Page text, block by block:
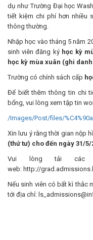
dụ như Trường Đại học
tiết kiệm chi phí hơn nhiều
thông thường.
Nhập học vào tháng 5 năm
sinh viên đăng ký học kỳ
học kỳ mùa xuân (ghi
Trường có chính sách cấp
Để biết thêm thông tin chi
bổng, vui lòng xem tập tin
/Images/Post/files/
Xin lưu ý rằng thời gian nộp
(thứ tư) cho đến ngày 31/5/
Vui lòng tải các
web: http://
Nếu sinh viên có bất kì thắc
tới địa chỉ: